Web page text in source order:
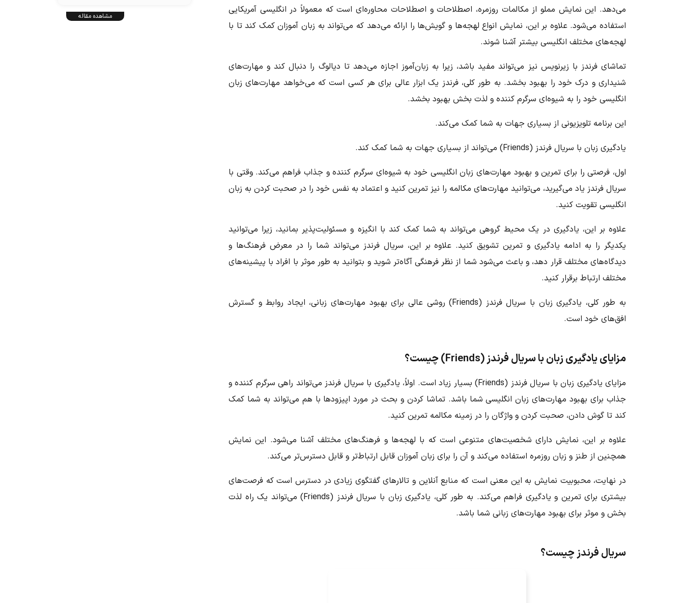
می‌دهد. این نمایش مملو از مکالمات روزمره، اصطلاحات و اصطلاحات محاوره‌ای است که معمولاً در انگلیسی آمریکایی
استفاده می‌شود. علاوه بر این، نمایش انواع لهجه‌ها و گویش‌ها را ارائه می‌دهد که می‌تواند به زبان آموزان کمک کند تا با
لهجه‌های مختلف انگلیسی بیشتر آشنا شوند.
تماشایفرندز با زیرنویس نیز می‌تواند مفید باشد، زیرا به زبان‌آموز اجازه می‌دهد تا دیالوگ را دنبال کند و مهارت‌های
شنیداری و درک خود را بهبود بخشد. به طور کلی،فرندز یک ابزار عالی برای هر کسی است که می‌خواهد مهارت‌های زبان
انگلیسی خود را به شیوه‌ای سرگرم کننده و لذت بخش بهبود بخشد.
این برنامه تلویزیونی از بسیاری جهات به شما کمک می‌کند.
یادگیری زبان با سریال فرندز (Friends)
می‌تواند از بسیاری جهات به شما کمک کند.
اول، فرصتی را برای تمرین و بهبود مهارت‌های زبان انگلیسی خود به شیوه‌ای سرگرم کننده و جذاب فراهم می‌کند. وقتی با
سریال فرندز یاد می‌گیرید، می‌توانید مهارت‌های مکالمه را نیز تمرین کنید و اعتماد به نفس خود را در صحبت کردن به زبان
انگلیسی تقویت کنید.
علاوه بر این، یادگیری در یک محیط گروهی می‌تواند به شما کمک کند با انگیزه و مسئولیت‌پذیر بمانید، زیرا می‌توانید
یکدیگر را به ادامه یادگیری و تمرین تشویق کنید. علاوه بر این، سریال فرندز می‌تواند شما را در معرض فرهنگ‌ها و
دیدگاه‌های مختلف قرار دهد، و باعث می‌شود شما از نظر فرهنگی آگاه‌تر شوید و بتوانید به طور موثر با افراد با پیشینه‌های
مختلف ارتباط برقرار کنید.
به طور کلی، یادگیری زبان با سریال فرندز (Friends)
روشی عالی برای بهبود مهارت‌های زبانی، ایجاد روابط و گسترش
افق‌های خود است.
مزایای یادگیری زبان با سریال فرندز (Friends) چیست؟
مزایای یادگیری زبان با سریال فرندز (Friends) بسیار زیاد است. اولاً، یادگیری با سریال فرندز می‌تواند راهی سرگرم کننده و
جذاب برای بهبود مهارت‌های زبان انگلیسی شما باشد. تماشا کردن و بحث در مورد اپیزودها با هم می‌تواند به شما کمک
کند تا گوش دادن، صحبت کردن و واژگان را در زمینه مکالمه تمرین کنید.
علاوه بر این، نمایش دارای شخصیت‌های متنوعی است که با لهجه‌ها و فرهنگ‌های مختلف آشنا می‌شود. این نمایش
همچنین از طنز و زبان روزمره استفاده می‌کند و آن را برای زبان آموزان قابل ارتباط‌تر و قابل دسترس‌تر می‌کند.
در نهایت، محبوبیت نمایش به این معنی است که منابع آنلاین و تالارهای گفتگوی زیادی در دسترس است که فرصت‌های
بیشتری برای تمرین و یادگیری فراهم می‌کند. به طور کلی، یادگیری زبان با سریال فرندز (Friends)
می‌تواند یک راه لذت
بخش و موثر برای بهبود مهارت‌های زبانی شما باشد.
سریال فرندز چیست؟
مشاهده مقاله